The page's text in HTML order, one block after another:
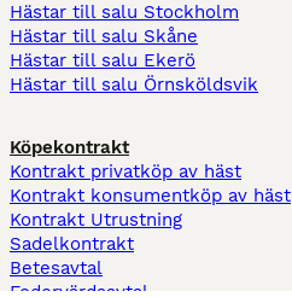
Hästar till salu Stockholm
Hästar till salu Skåne
Hästar till salu Ekerö
Hästar till salu Örnsköldsvik
Köpekontrakt
Kontrakt privatköp av häst
Kontrakt konsumentköp av häst
Kontrakt Utrustning
Sadelkontrakt
Betesavtal
Fodervärdsavtal